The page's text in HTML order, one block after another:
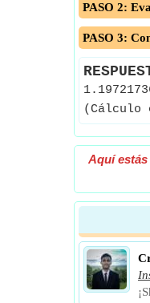
PASO 2:
PASO 3:
(Cálculo
Aquí estás